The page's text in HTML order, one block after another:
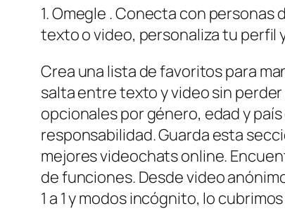
1. Omegle . Conecta con
texto o video, personaliza tu
Crea una lista de favoritos para
salta entre texto y video sin
opcionales por género, edad y
responsabilidad. Guarda esta
mejores videochats online.
de funciones. Desde video
1 a 1 y modos incógnito, lo